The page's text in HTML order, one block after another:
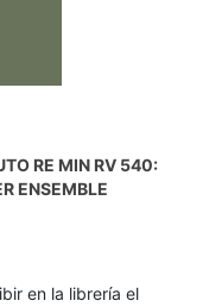
RE MIN RV 540:
ENSEMBLE
en la librería el